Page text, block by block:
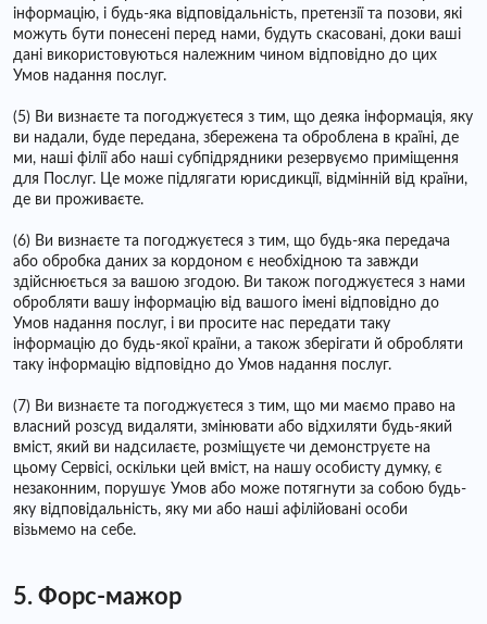
інформацію, і будь-яка відповідальність, претензії та позови, які
можуть бути понесені перед нами, будуть скасовані, доки ваші
дані використовуються належним чином відповідно до цих
Умов надання послуг.
(5) Ви визнаєте та погоджуєтеся з тим, що деяка інформація, яку
ви надали, буде передана, збережена та оброблена в країні, де
ми, наші філії або наші субпідрядники резервуємо приміщення
для Послуг. Це може підлягати юрисдикції, відмінній від країни,
де ви проживаєте.
(6) Ви визнаєте та погоджуєтеся з тим, що будь-яка передача
або обробка даних за кордоном є необхідною та завжди
здійснюється за вашою згодою. Ви також погоджуєтеся з нами
обробляти вашу інформацію від вашого імені відповідно до
Умов надання послуг, і ви просите нас передати таку
інформацію до будь-якої країни, а також зберігати й обробляти
таку інформацію відповідно до Умов надання послуг.
(7) Ви визнаєте та погоджуєтеся з тим, що ми маємо право на
власний розсуд видаляти, змінювати або відхиляти будь-який
вміст, який ви надсилаєте, розміщуєте чи демонструєте на
цьому Сервісі, оскільки цей вміст, на нашу особисту думку, є
незаконним, порушує Умов або може потягнути за собою будь-
яку відповідальність, яку ми або наші афілійовані особи
візьмемо на себе.
5. Форс-мажор